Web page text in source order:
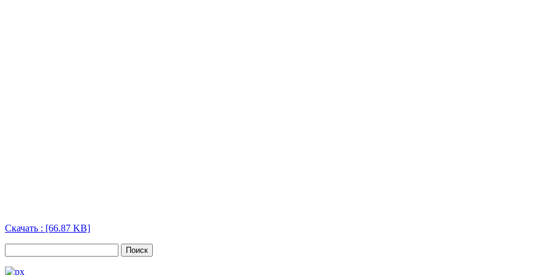
Скачать : [66.87 KB]